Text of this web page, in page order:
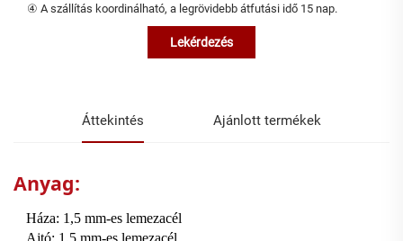
④ A szállítás koordinálható, a legrövidebb átfutási idő 15 nap.
Lekérdezés
Áttekintés Ajánlott termékek
Anyag:
Háza: 1,5 mm-es lemezacél
Ajtó: 1,5 mm-es lemezacél